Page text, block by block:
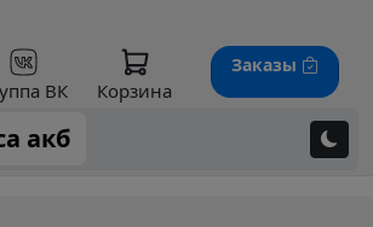
ВК Корзина
Заказы
акб